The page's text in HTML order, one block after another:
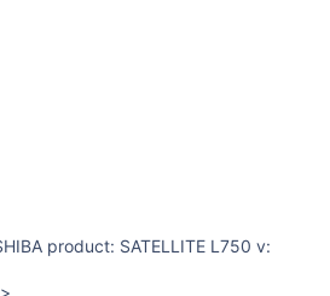
product: SATELLITE L750 v: